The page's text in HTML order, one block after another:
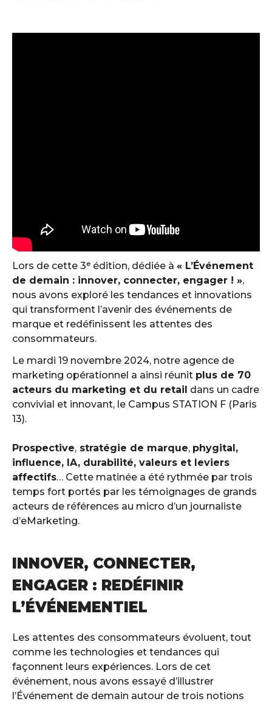
Lors de cette 3ᵉ édition, dédiée à « L’Événement
de demain : innover, connecter, engager ! »,
nous avons exploré les tendances et innovations
qui transforment l’avenir des événements de
marque et redéfinissent les attentes des
consommateurs.
Le mardi 19 novembre 2024, notre agence de
marketing opérationnel a ainsi réunit plus de 70
acteurs du marketing et du retail dans un cadre
convivial et innovant, le Campus STATION F (Paris
13).
Prospective, stratégie de marque, phygital,
influence, IA, durabilité, valeurs et leviers
affectifs… Cette matinée a été rythmée par trois
temps fort portés par les témoignages de grands
acteurs de références au micro d’un journaliste
d’eMarketing.
INNOVER, CONNECTER,
ENGAGER : REDÉFINIR
L’ÉVÉNEMENTIEL
Les attentes des consommateurs évoluent, tout
comme les technologies et tendances qui
façonnent leurs expériences. Lors de cet
événement, nous avons essayé d’illustrer
l’Événement de demain autour de trois notions